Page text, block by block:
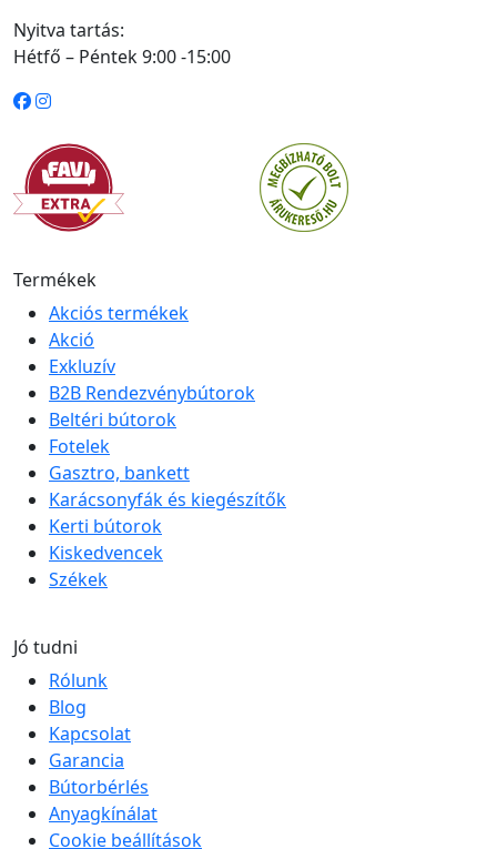
Nyitva tartás:
Hétfő – Péntek 9:00 -15:00
Termékek
Akciós termékek
Akció
Exkluzív
B2B Rendezvénybútorok
Beltéri bútorok
Fotelek
Gasztro, bankett
Karácsonyfák és kiegészítők
Kerti bútorok
Kiskedvencek
Székek
Jó tudni
Rólunk
Blog
Kapcsolat
Garancia
Bútorbérlés
Anyagkínálat
Cookie beállítások